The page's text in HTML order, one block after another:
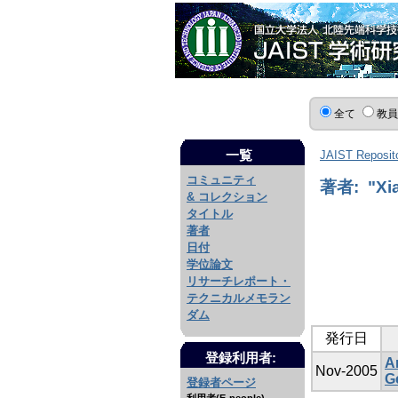
全て 教
一覧
コミュニティ
& コレクション
タイトル
著者
日付
学位論文
リサーチレポート・
テクニカルメモラン
ダム
登録利用者:
登録者ページ
JAIST
著者:
発行日
Nov-2005